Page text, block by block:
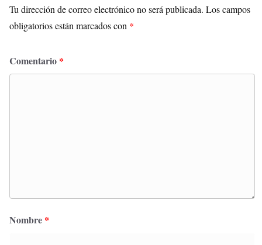
Tu dirección de correo electrónico no será publicada. Los campos
obligatorios están marcados con *
Comentario *
Nombre *